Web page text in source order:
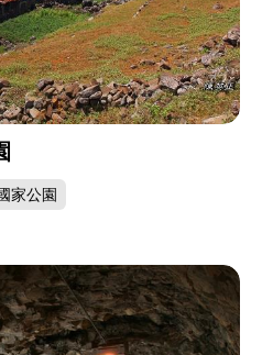
家公園